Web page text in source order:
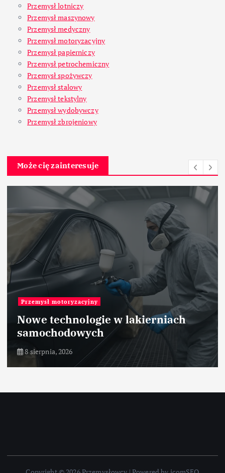
Przemysł lotniczy
Przemysł maszynowy
Przemysł medyczny
Przemysł motoryzacyjny
Przemysł papierniczy
Przemysł petrochemiczny
Przemysł spożywczy
Przemysł stalowy
Przemysł tekstylny
Przemysł wydobywczy
Przemysł zbrojeniowy
Może cię zainteresuje
Przemysł motoryzacyjny
Nowe technologie w lakierniach
samochodowych
8 sierpnia, 2026